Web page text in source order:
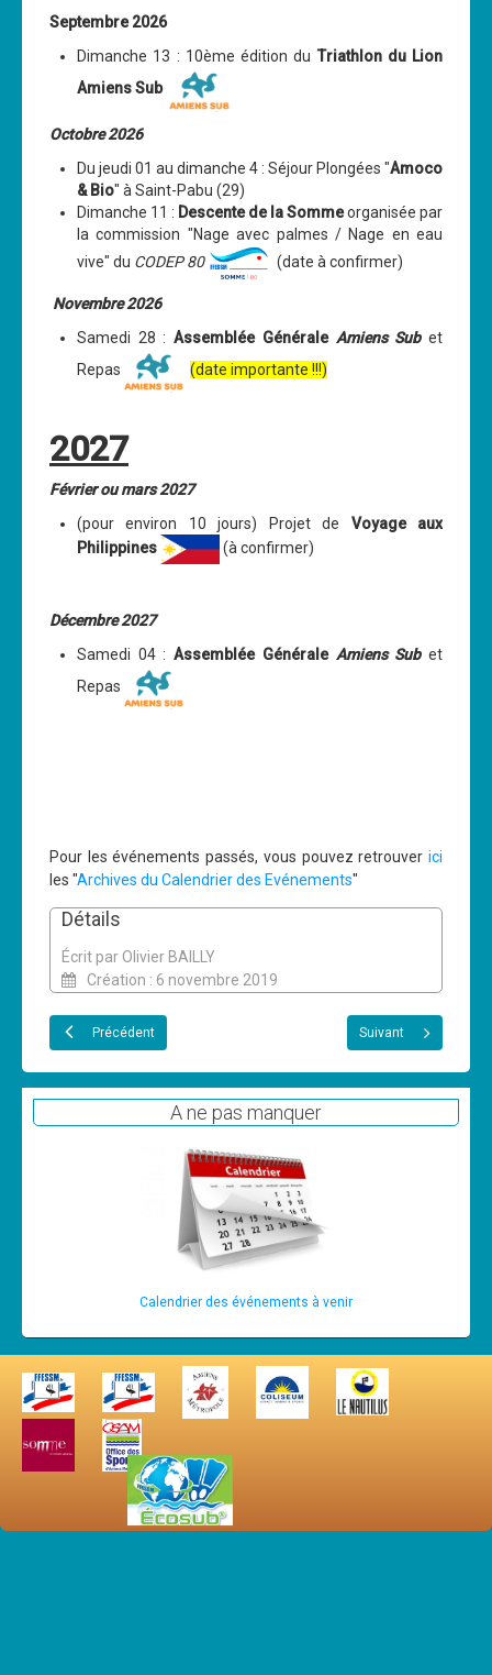
Nitrox
Cours
Annonces
Septembre 2026
Dimanche 13 : 10ème édition du Triathlon du Lion
Amiens Sub
Octobre 2026
Du jeudi 01 au dimanche 4 : Séjour Plongées "Amoco
& Bio" à Saint-Pabu (29)
Dimanche 11 : Descente de la Sommeorganisée par
la commission "Nage avec palmes / Nage en eau
vive" du CODEP 80 (date à confirmer)
Novembre 2026
Samedi 28 :Assemblée Générale Amiens Sub et
Repas
(date importante !!!)
2027
Février ou mars 2027
(pour environ 10 jours) Projet de Voyage aux
Philippines
(à confirmer)
Décembre 2027
Samedi 04 :Assemblée Générale Amiens Sub et
Repas
Pour les événements passés, vous pouvez retrouver ici
les "Archives du Calendrier des Evénements"
Détails
Écrit par Olivier BAILLY
Création : 6 novembre 2019
Précédent Suivant
A ne pas manquer
Calendrier des événements à venir